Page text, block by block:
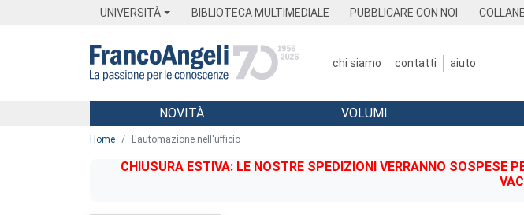
UNIVERSITÀ BIBLIOTECA MULTIMEDIALE PUBBLICARE CON NOI COLLANE
chi siamo contatti aiuto
Menu
NOVITÀ VOLUMI
Home L'automazione nell'ufficio
CHIUSURA ESTIVA: LE NOSTRE SPEDIZIONI VERRANNO SOSPESE